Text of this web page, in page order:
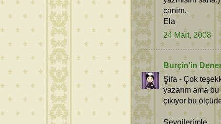
canim.
Ela
24 Mart, 2008
Burçin'in
Şifa - Çok
yazarım ama
çıkıyor bu
Sevgilerimle,